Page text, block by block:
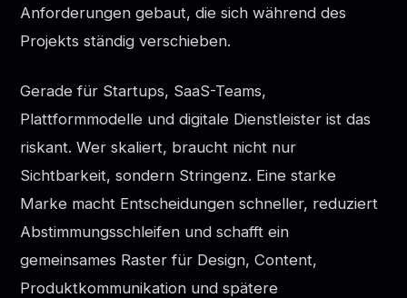
Anforderungen gebaut, die sich während des
Projekts ständig verschieben.
Gerade für Startups, SaaS-Teams,
Plattformmodelle und digitale Dienstleister ist das
riskant. Wer skaliert, braucht nicht nur
Sichtbarkeit, sondern Stringenz. Eine starke
Marke macht Entscheidungen schneller, reduziert
Abstimmungsschleifen und schafft ein
gemeinsames Raster für Design, Content,
Produktkommunikation und spätere